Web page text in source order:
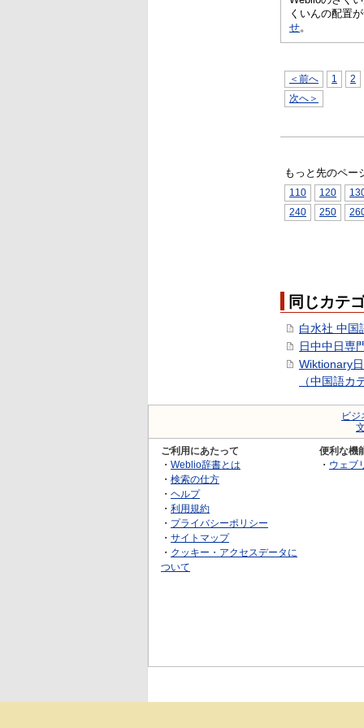
くいんの配置
せ。
＜前へ 1 2
次へ＞
もっと先のペー
110
120
240
250
同じカテ
白水社 中国
日中中日専
Wiktionary
（中国語カ
ビジ
ご利用にあたって
・ Weblio辞書とは
・ 検索の仕方
・ ヘルプ
・ 利用規約
・ プライバシーポリシー
・ サイトマップ
・ クッキー・アクセスデータに
ついて
便利な機
・ ウェブ